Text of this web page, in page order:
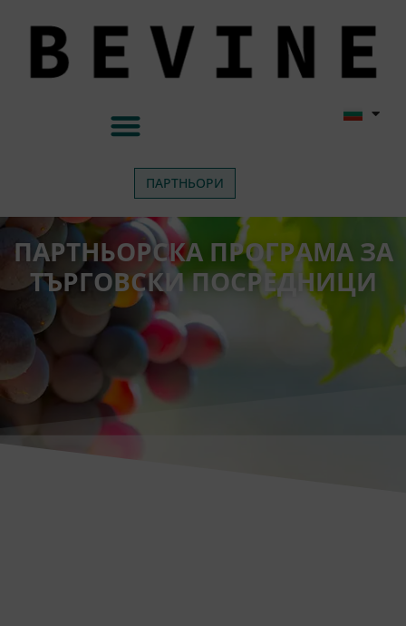
ПАРТНЬОРИ
ПАРТНЬОРСКА ПРОГРАМА ЗА
ТЪРГОВСКИ ПОСРЕДНИЦИ